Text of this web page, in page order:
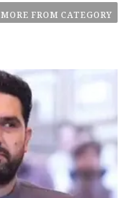
MORE FROM CATEGORY